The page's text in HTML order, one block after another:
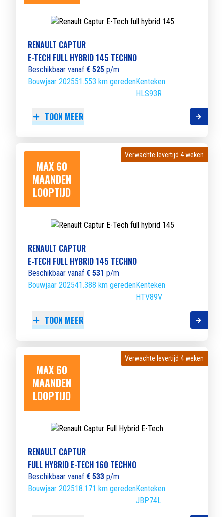
RENAULT CAPTUR
E-TECH FULL HYBRID 145 TECHNO
Beschikbaar vanaf € 525 p/m
Bouwjaar 202551.553 km geredenKenteken
HLS93R
TOON MEER
MAX 60
MAANDEN
LOOPTIJD
Verwachte levertijd 4 weken
Verwachte levertijd 4 weken
RENAULT CAPTUR
E-TECH FULL HYBRID 145 TECHNO
Beschikbaar vanaf € 531 p/m
Bouwjaar 202541.388 km geredenKenteken
HTV89V
TOON MEER
MAX 60
MAANDEN
LOOPTIJD
Verwachte levertijd 4 weken
Verwachte levertijd 4 weken
RENAULT CAPTUR
FULL HYBRID E-TECH 160 TECHNO
Beschikbaar vanaf € 533 p/m
Bouwjaar 202518.171 km geredenKenteken
JBP74L